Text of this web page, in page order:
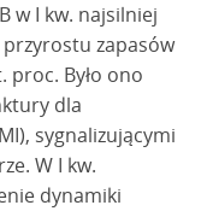
w I kw. najsilniej
przyrostu zapasów
proc. Było ono
dla
sygnalizującymi
W I kw.
dynamiki